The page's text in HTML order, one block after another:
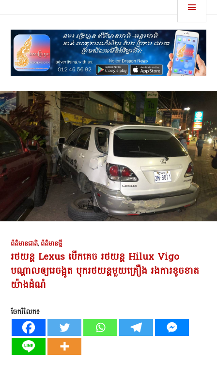
to នគរដ្រេហ្គន
ព័ត៌មានជាតិ, ព័ត៌មានថ្មី
រថយន្ត Lexus បេីកគេច រថយន្ត Hilux Vigo
បណ្ដាលឲ្យរេចង្កូត បុករថយន្តមួយគ្រឿង រងការខូចខាត
យ៉ាងដំណំ
ចែករំលែក៖